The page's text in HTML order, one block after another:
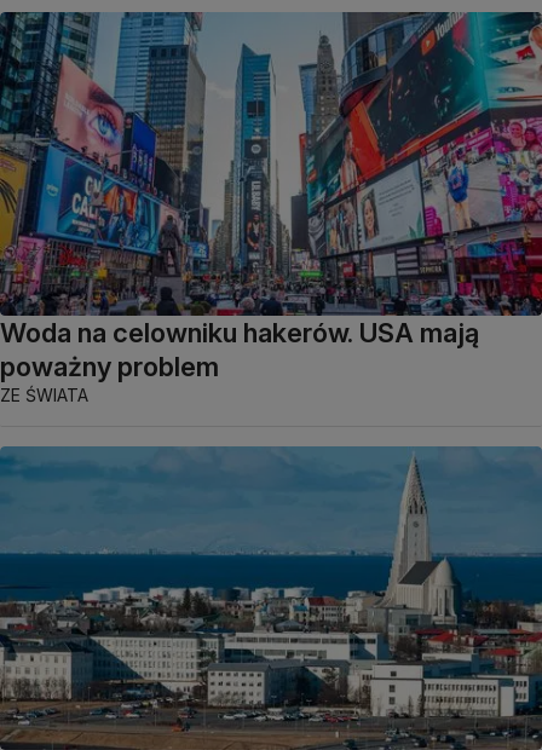
Woda na celowniku hakerów. USA mają
poważny problem
ZE ŚWIATA